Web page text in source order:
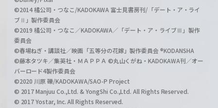
©2014 橘公司・つなこ/KADOKAWA 富士見書房刊/「デート・ア・ライ
ブⅡ」製作委員会
©2019 橘公司・つなこ／KADOKAWA／「デート・ア・ライブⅢ」製作
委員会
©春場ねぎ・講談社／映画「五等分の花嫁」製作委員会 ®KODANSHA
©藤本タツキ／集英社・ＭＡＰＰＡ ©丸山くがね・KADOKAWA刊／オー
バーロード4製作委員会
©2020 川原 礫/KADOKAWA/SAO-P Project
© 2017 Manjuu Co.,Ltd. & YongShi Co.,Ltd. All Rights Reserved.
© 2017 Yostar, Inc. All Rights Reserved.